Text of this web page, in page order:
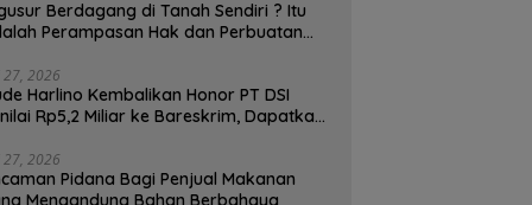
Berdagang di Tanah Sendiri ? Itu
Perampasan Hak dan Perbuatan
27, 2026
Harlino Kembalikan Honor PT DSI
Rp5,2 Miliar ke Bareskrim, Dapatkah
?
27, 2026
Pidana Bagi Penjual Makanan
Mengandung Bahan Berbahaya